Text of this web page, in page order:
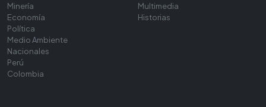
Minería
Economía
Política
Medio Ambiente
Nacionales
Perú
Colombia
Multimedia
Historias